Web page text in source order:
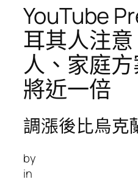
YouTube
耳其人注
人、家庭
將近一倍
調漲後比烏克
by
in